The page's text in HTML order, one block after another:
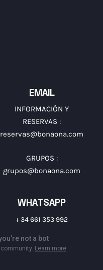
EMAIL
INFORMACIÓN Y
RESERVAS :
reservas@bonaona.com
GRUPOS :
grupos@bonaona.com
WHATSAPP
+ 34 661 353 992